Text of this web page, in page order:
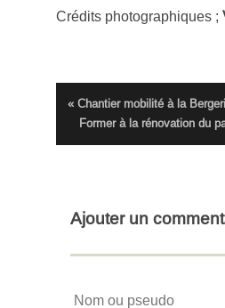
Crédits photographiques ;
« Chantier mobilité à la
Former à la rénovation du
Ajouter un